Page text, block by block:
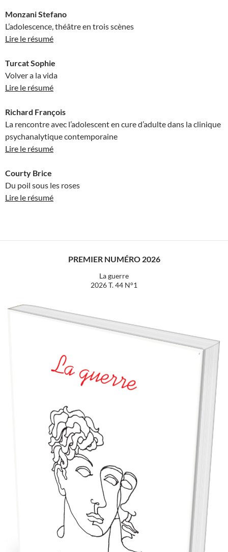
Monzani Stefano
L’adolescence, théâtre en trois scènes
Lire le résumé
Turcat Sophie
Volver a la vida
Lire le résumé
Richard François
La rencontre avec l’adolescent en cure d’adulte dans la clinique
psychanalytique contemporaine
Lire le résumé
Courty Brice
Du poil sous les roses
Lire le résumé
PREMIER NUMÉRO 2026
La guerre
2026 T. 44 N°1